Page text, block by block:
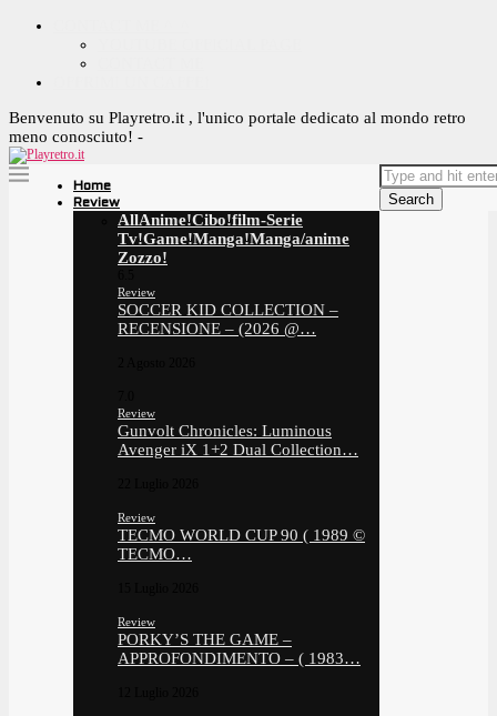
Benvenuto su Playretro.it , l'unico portale dedicato al mondo retro
meno conosciuto! -
Home
Review
AllAnime!Cibo!film-Serie
Tv!Game!Manga!Manga/anime
Zozzo!
Review
SOCCER KID COLLECTION –
RECENSIONE – (2026 @…
Review
Gunvolt Chronicles: Luminous
Avenger iX 1+2 Dual Collection…
Review
TECMO WORLD CUP 90 ( 1989 ©
TECMO…
Review
PORKY’S THE GAME –
APPROFONDIMENTO – ( 1983…
Search